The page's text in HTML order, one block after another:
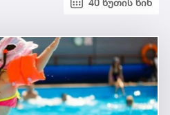
40 წუთის წინ